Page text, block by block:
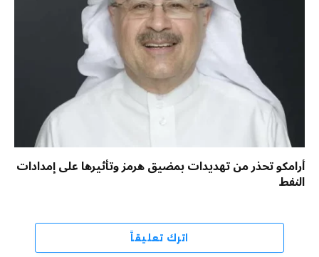
أرامكو تحذر من تهديدات بمضيق هرمز وتأثيرها على إمدادات
النفط
اترك تعليقاً